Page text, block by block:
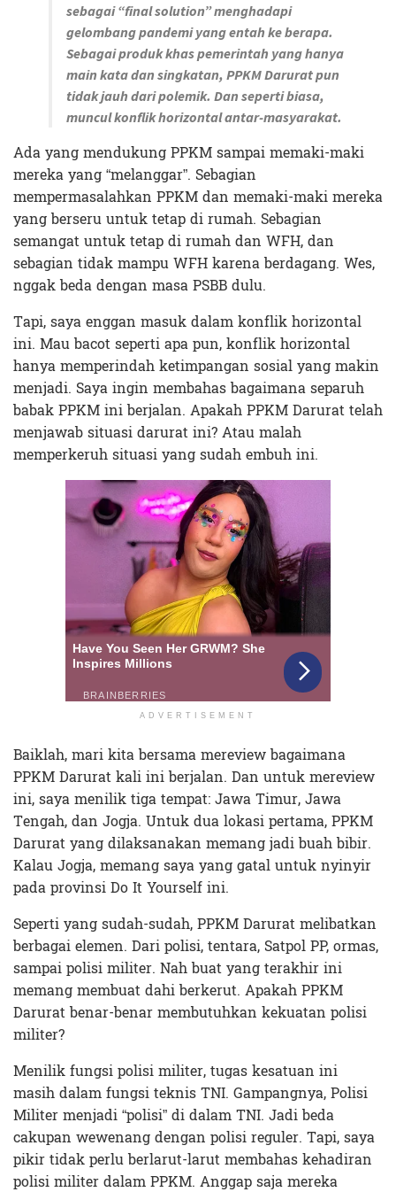
sebagai “final solution” menghadapi
gelombang pandemi yang entah ke berapa.
Sebagai produk khas pemerintah yang hanya
main kata dan singkatan, PPKM Darurat pun
tidak jauh dari polemik. Dan seperti biasa,
muncul konflik horizontal antar-masyarakat.
Ada yang mendukung PPKM sampai memaki-maki
mereka yang “melanggar”. Sebagian
mempermasalahkan PPKM dan memaki-maki mereka
yang berseru untuk tetap di rumah. Sebagian
semangat untuk tetap di rumah dan WFH, dan
sebagian tidak mampu WFH karena berdagang. Wes,
nggak beda dengan masa PSBB dulu.
Tapi, saya enggan masuk dalam konflik horizontal
ini. Mau bacot seperti apa pun, konflik horizontal
hanya memperindah ketimpangan sosial yang makin
menjadi. Saya ingin membahas bagaimana separuh
babak PPKM ini berjalan. Apakah PPKM Darurat telah
menjawab situasi darurat ini? Atau malah
memperkeruh situasi yang sudah embuh ini.
ADVERTISEMENT
Baiklah, mari kita bersama mereview bagaimana
PPKM Darurat kali ini berjalan. Dan untuk mereview
ini, saya menilik tiga tempat: Jawa Timur, Jawa
Tengah, dan Jogja. Untuk dua lokasi pertama, PPKM
Darurat yang dilaksanakan memang jadi buah bibir.
Kalau Jogja, memang saya yang gatal untuk nyinyir
pada provinsi Do It Yourself ini.
Seperti yang sudah-sudah, PPKM Darurat melibatkan
berbagai elemen. Dari polisi, tentara, Satpol PP, ormas,
sampai polisi militer. Nah buat yang terakhir ini
memang membuat dahi berkerut. Apakah PPKM
Darurat benar-benar membutuhkan kekuatan polisi
militer?
Menilik fungsi polisi militer, tugas kesatuan ini
masih dalam fungsi teknis TNI. Gampangnya, Polisi
Militer menjadi “polisi” di dalam TNI. Jadi beda
cakupan wewenang dengan polisi reguler. Tapi, saya
pikir tidak perlu berlarut-larut membahas kehadiran
polisi militer dalam PPKM. Anggap saja mereka